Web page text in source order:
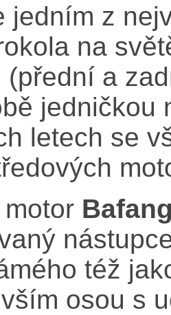
jedním z
na
(přední a
jedničkou
letech se
též
osou s